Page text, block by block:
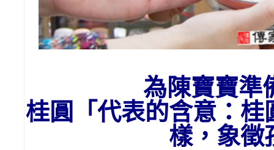
為陳寶寶準
桂圓「代表的含意：
樣，象徵